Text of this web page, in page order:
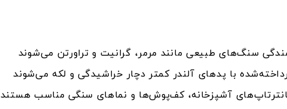
سنگ‌های طبیعی مانند مرمر، گرانیت و تراورتن می‌شوند
با پدهای آلندر کمتر دچار خراشیدگی و لکه می‌شوند
کانترتاپ‌های آشپزخانه، کف‌پوش‌ها و نماهای سنگی مناسب هستند